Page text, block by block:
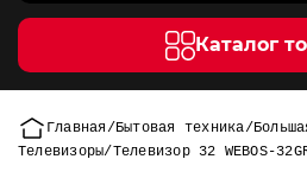
Каталог
Главная Бытовая техника
Телевизоры Телевизор 32 WEBOS-